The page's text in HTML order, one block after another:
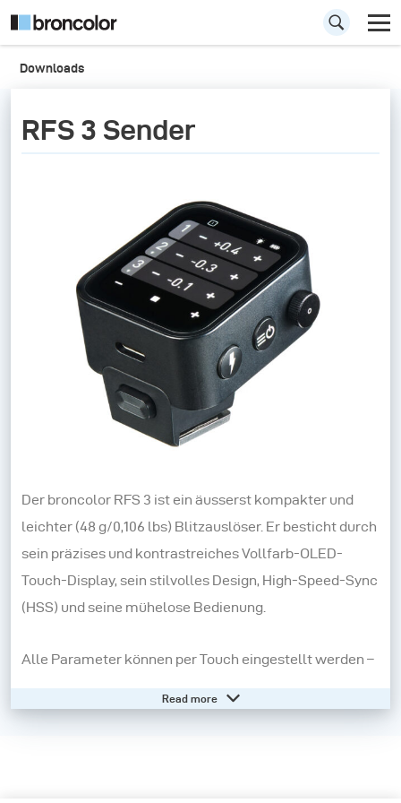
Downloads
RFS 3 Sender
Der broncolor RFS 3 ist ein äusserst kompakter und
leichter (48 g/0,106 lbs) Blitzauslöser. Er besticht durch
sein präzises und kontrastreiches Vollfarb-OLED-
Touch-Display, sein stilvolles Design, High-Speed-Sync
(HSS) und seine mühelose Bedienung.
Alle Parameter können per Touch eingestellt werden –
für ein taktiles Gefühl. Die Navigation ist wie bei
Read more